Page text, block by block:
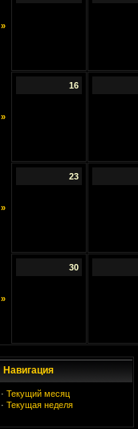
»
»
16
»
23
»
30
Навигация
· Текущий месяц
· Текущая неделя